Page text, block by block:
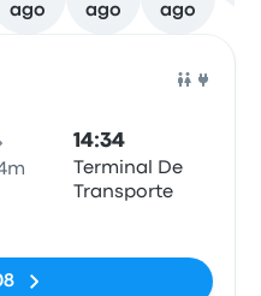
ago
ago
ago
14:34
Terminal De
Transporte